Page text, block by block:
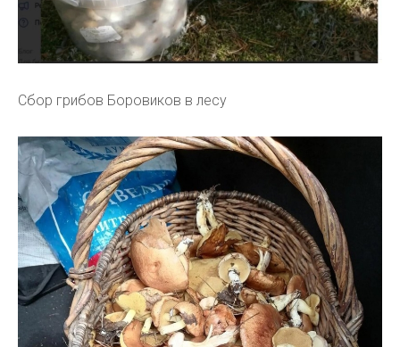
Сбор грибов Боровиков в лесу